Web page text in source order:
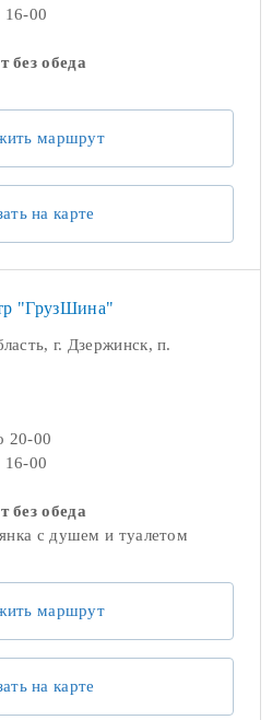
16-00
без обеда
маршрут
на карте
"ГрузШина"
г. Дзержинск, п.
20-00
16-00
без обеда
с душем и туалетом
маршрут
на карте